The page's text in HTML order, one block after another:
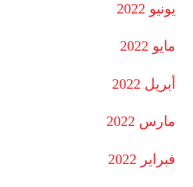
يونيو 2022
مايو 2022
أبريل 2022
مارس 2022
فبراير 2022